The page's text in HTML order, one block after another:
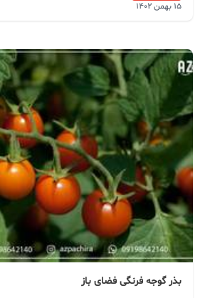
15 بهمن 1402
بذر گوجه فرنگی فضای باز